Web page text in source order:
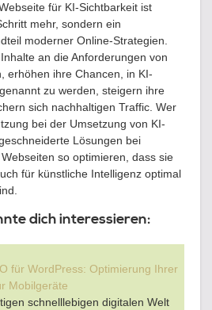
für KI-Sichtbarkeit ist
mehr, sondern ein
moderner Online-Strategien.
an die Anforderungen von
erhöhen ihre Chancen, in KI-
zu werden, steigern ihre
sich nachhaltigen Traffic. Wer
bei der Umsetzung von KI-
Lösungen bei
so optimieren, dass sie
für künstliche Intelligenz optimal
dich interessieren:
für WordPress: Optimierung Ihrer
Mobilgeräte
schnelllebigen digitalen Welt